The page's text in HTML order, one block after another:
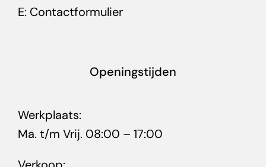
E: Contactformulier
Openingstijden
Werkplaats:
Ma. t/m Vrij. 08:00 – 17:00